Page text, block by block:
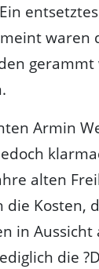
waren
Armin
alten
die Kosten,
in Aussicht
die